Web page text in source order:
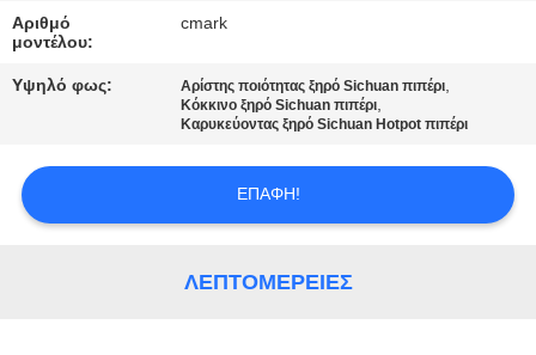
ΜΑΖΊ
ΜΑΣ
ΥΠΟΘΈΣΕΙΣ
Αριθμό
μοντέλου:
cmark
Υψηλό φως: Αρίστης ποιότητας ξηρό Sichuan πιπέρι,
Κόκκινο ξηρό Sichuan πιπέρι,
Καρυκεύοντας ξηρό Sichuan Hotpot πιπέρι
ΕΠΑΦΉ!
ΛΕΠΤΟΜΈΡΕΙΕΣ